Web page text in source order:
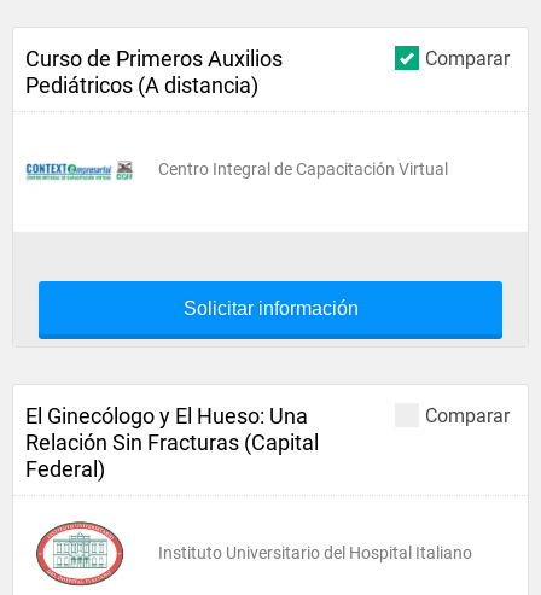
Comparar
Curso de Primeros Auxilios
Pediátricos (A distancia)
Centro Integral de Capacitación Virtual
Solicitar información
Comparar
El Ginecólogo y El Hueso: Una
Relación Sin Fracturas (Capital
Federal)
Instituto Universitario del Hospital Italiano